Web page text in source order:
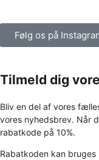
Følg os på
Tilmeld dig
Bliv en del af vores
vores nyhedsbrev. Når
rabatkode på 10%.
Rabatkoden kan